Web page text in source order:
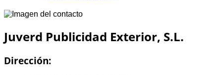
Juverd Publicidad Exterior, S.L.
Dirección: